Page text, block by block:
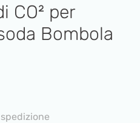
CO² per
Bombola